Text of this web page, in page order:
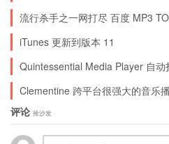
流行杀手之一网打尽 百度 MP3
iTunes 更新到版本 11
Quintessential Media Player 自
Clementine 跨平台很强大的音乐
评论 抢沙发